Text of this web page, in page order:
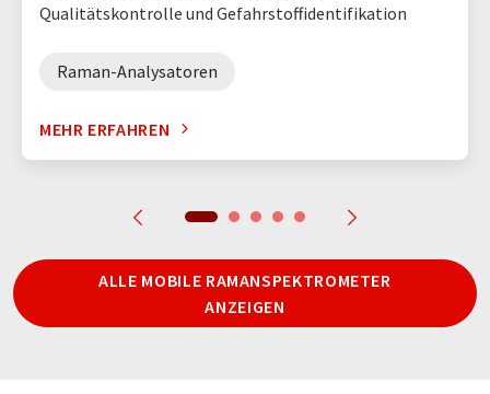
Qualitätskontrolle und Gefahrstoffidentifikation
Raman-Analysatoren
MEHR ERFAHREN
ALLE MOBILE RAMANSPEKTROMETER
ANZEIGEN